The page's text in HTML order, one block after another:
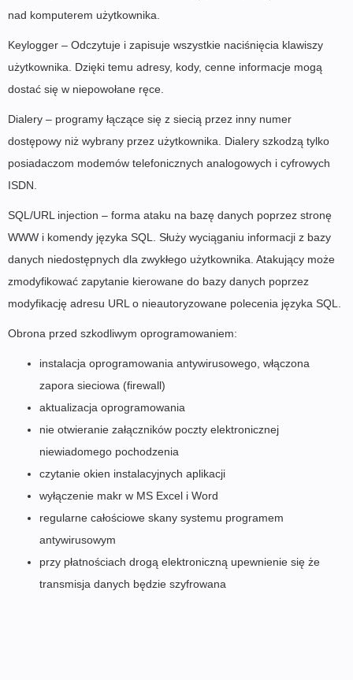
nad komputerem użytkownika.
Keylogger – Odczytuje i zapisuje wszystkie naciśnięcia klawiszy
użytkownika. Dzięki temu adresy, kody, cenne informacje mogą
dostać się w niepowołane ręce.
Dialery – programy łączące się z siecią przez inny numer
dostępowy niż wybrany przez użytkownika. Dialery szkodzą tylko
posiadaczom modemów telefonicznych analogowych i cyfrowych
ISDN.
SQL/URL injection – forma ataku na bazę danych poprzez stronę
WWW i komendy języka SQL. Służy wyciąganiu informacji z bazy
danych niedostępnych dla zwykłego użytkownika. Atakujący może
zmodyfikować zapytanie kierowane do bazy danych poprzez
modyfikację adresu URL o nieautoryzowane polecenia języka SQL.
Obrona przed szkodliwym oprogramowaniem:
instalacja oprogramowania antywirusowego, włączona
zapora sieciowa (firewall)
aktualizacja oprogramowania
nie otwieranie załączników poczty elektronicznej
niewiadomego pochodzenia
czytanie okien instalacyjnych aplikacji
wyłączenie makr w MS Excel i Word
regularne całościowe skany systemu programem
antywirusowym
przy płatnościach drogą elektroniczną upewnienie się że
transmisja danych będzie szyfrowana